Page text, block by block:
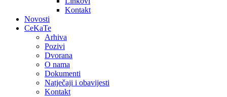
Kontakt
Novosti
CeKaTe
Arhiva
Pozivi
Dvorana
O nama
Dokumenti
Natječaji i obavijesti
Kontakt